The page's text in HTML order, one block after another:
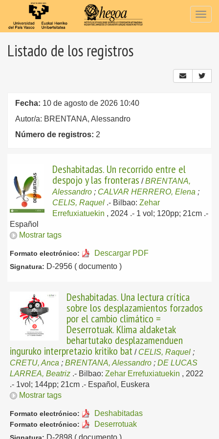
Listado de los registros
Fecha: 10 de agosto de 2026 10:40
Autor/a: BRENTANA, Alessandro
Número de registros: 2
Deshabitadas. Un recorrido entre el
despojo y las fronteras /BRENTANA,
Alessandro ; CALVAR HERRERO, Elena ;
CELIS, Raquel .- Bilbao: Zehar
Errefuxiatuekin , 2024 .- 1 vol; 120pp; 21cm .-
Español
Mostrar tags
Formato electrónico: Descargar PDF
Signatura: D-2956 ( documento )
Deshabitadas. Una lectura crítica
sobre los desplazamientos forzados
por el cambio climático =
Deserrotuak. Klima aldaketak
behartutako desplazamenduen
inguruko interpretazio kritiko bat / CELIS, Raquel ;
CRETU, Anca ; BRENTANA, Alessandro ; DE LUCAS
LARREA, Beatriz .- Bilbao: Zehar Errefuxiatuekin , 2022
.- 1vol; 144pp; 21cm .- Español, Euskera
Mostrar tags
Formato electrónico: Deshabitadas
Formato electrónico: Deserrotuak
D-2898 ( documento )